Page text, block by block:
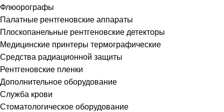
Флюорографы
Палатные рентгеновские аппараты
Плоскопанельные рентгеновские детекторы
Медицинские принтеры термографические
Средства радиационной защиты
Рентгеновские пленки
Дополнительное оборудование
Служба крови
Стоматологическое оборудование